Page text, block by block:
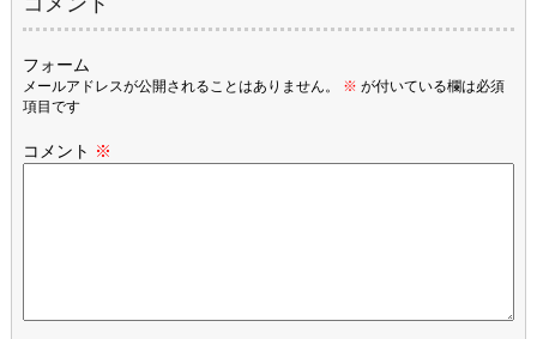
フォーム
メールアドレスが公開されることはありません。 ※ が付いている欄は必須
項目です
コメント ※